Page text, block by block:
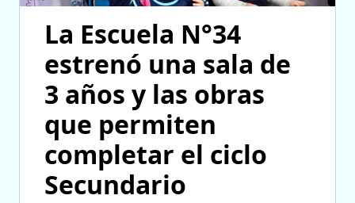
La Escuela N°34
estrenó una sala de
3 años y las obras
que permiten
completar el ciclo
Secundario